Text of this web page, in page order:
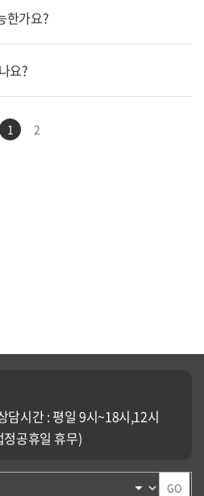
한가요?
요?
1 2
담시간 : 평일 9시~18시,12시
공휴일 휴무)
GO